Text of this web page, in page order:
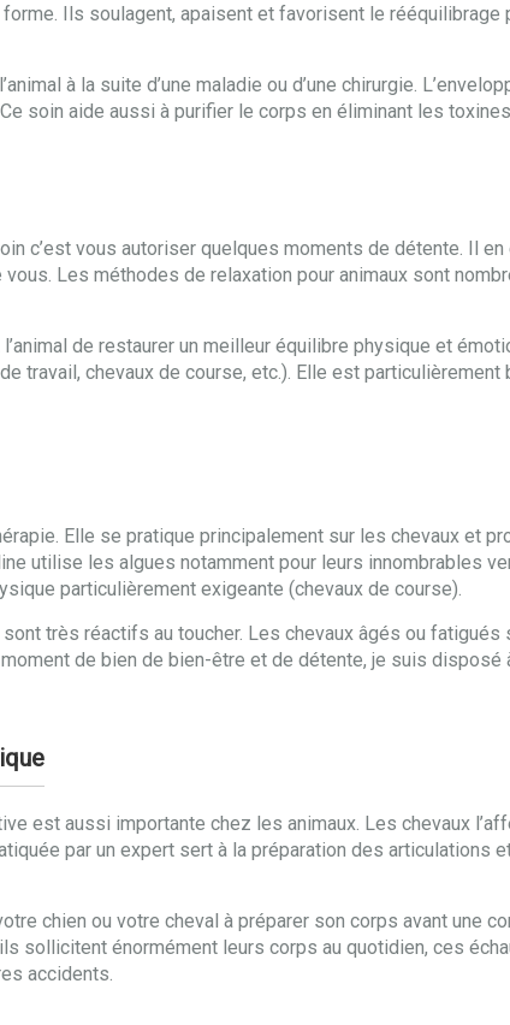
Ils soulagent, apaisent et favorisent le rééquilibrage
à la suite d’une maladie ou d’une chirurgie.
soin aide aussi à purifier le corps en éliminant les
c’est vous autoriser quelques moments de détente. Il
Les méthodes de relaxation pour animaux sont
de restaurer un meilleur équilibre physique et
travail, chevaux de course, etc.). Elle est particulièrement
Elle se pratique principalement sur les chevaux et
utilise les algues notamment pour leurs innombrables
particulièrement exigeante (chevaux de course).
très réactifs au toucher. Les chevaux âgés ou
de bien de bien-être et de détente, je suis
est aussi importante chez les animaux. Les chevaux
par un expert sert à la préparation des articulations
chien ou votre cheval à préparer son corps avant une
sollicitent énormément leurs corps au quotidien, ces
accidents.